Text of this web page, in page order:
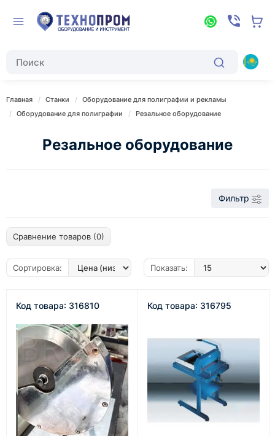
Главная Станки
Оборудование для полиграфии и рекламы
Оборудование для полиграфии
Резальное оборудование
Резальное оборудование
Фильтр
Сравнение товаров (0)
Сортировка: Показать:
Код товара: 316810 Код товара: 316795